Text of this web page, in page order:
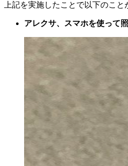
上記を実施したことで以下のこと
アレクサ、スマホを使って